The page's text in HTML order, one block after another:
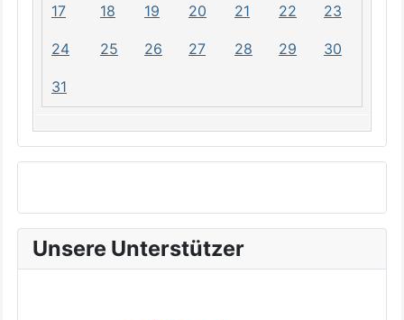
17 18 19 20 21 22 23
24 25 26 27 28 29 30
31
Unsere Unterstützer